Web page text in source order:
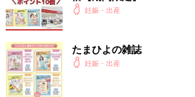
妊娠・出産
たまひよの雑誌
妊娠・出産